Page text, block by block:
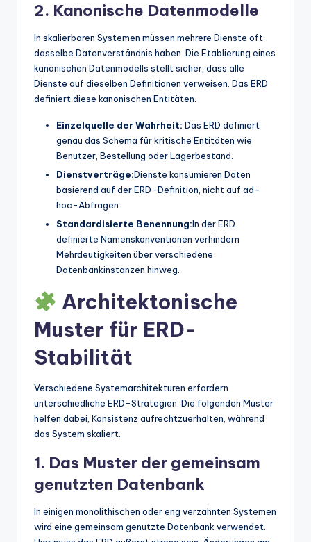
2. Kanonische Datenmodelle
In skalierbaren Systemen müssen mehrere Dienste oft
dasselbe Datenverständnis haben. Die Etablierung eines
kanonischen Datenmodells stellt sicher, dass alle
Dienste auf dieselben Definitionen verweisen. Das ERD
definiert diese kanonischen Entitäten.
Einzelquelle der Wahrheit: Das ERD definiert
genau das Schema für kritische Entitäten wie
Benutzer, Bestellung oder Lagerbestand.
Dienstverträge:Dienste konsumieren Daten
basierend auf der ERD-Definition, nicht auf ad-
hoc-Abfragen.
Standardisierte Benennung:In der ERD
definierte Namenskonventionen verhindern
Mehrdeutigkeiten über verschiedene
Datenbankinstanzen hinweg.
Architektonische
Muster für ERD-
Stabilität
Verschiedene Systemarchitekturen erfordern
unterschiedliche ERD-Strategien. Die folgenden Muster
helfen dabei, Konsistenz aufrechtzuerhalten, während
das System skaliert.
1. Das Muster der gemeinsam
genutzten Datenbank
In einigen monolithischen oder eng verzahnten Systemen
wird eine gemeinsam genutzte Datenbank verwendet.